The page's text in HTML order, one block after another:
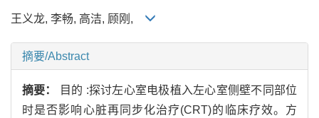
王义龙, 李畅, 高洁, 顾刚,
摘要/Abstract
摘要：
目的 :探讨左心室电极植入左心室侧壁不同部位
时是否影响心脏再同步化治疗(CRT)的临床疗效。方